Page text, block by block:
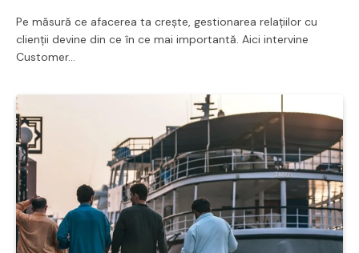
Pe măsură ce afacerea ta crește, gestionarea relațiilor cu
clienții devine din ce în ce mai importantă. Aici intervine
Customer…